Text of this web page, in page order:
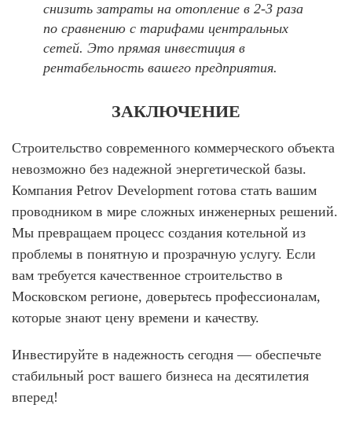
снизить затраты на отопление в 2-3 раза
по сравнению с тарифами центральных
сетей. Это прямая инвестиция в
рентабельность вашего предприятия.
ЗАКЛЮЧЕНИЕ
Строительство современного коммерческого объекта
невозможно без надежной энергетической базы.
Компания Petrov Development готова стать вашим
проводником в мире сложных инженерных решений.
Мы превращаем процесс создания котельной из
проблемы в понятную и прозрачную услугу. Если
вам требуется качественное строительство в
Московском регионе, доверьтесь профессионалам,
которые знают цену времени и качеству.
Инвестируйте в надежность сегодня — обеспечьте
стабильный рост вашего бизнеса на десятилетия
вперед!